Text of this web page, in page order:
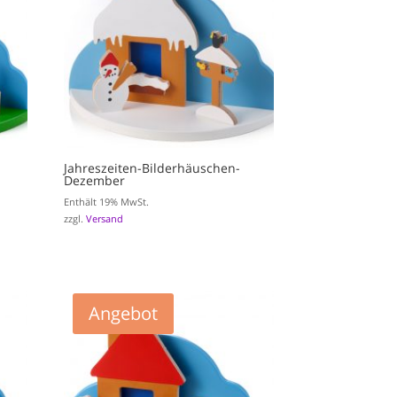
Jahreszeiten-Bilderhäuschen-
Dezember
Enthält 19% MwSt.
zzgl.Versand
Angebot